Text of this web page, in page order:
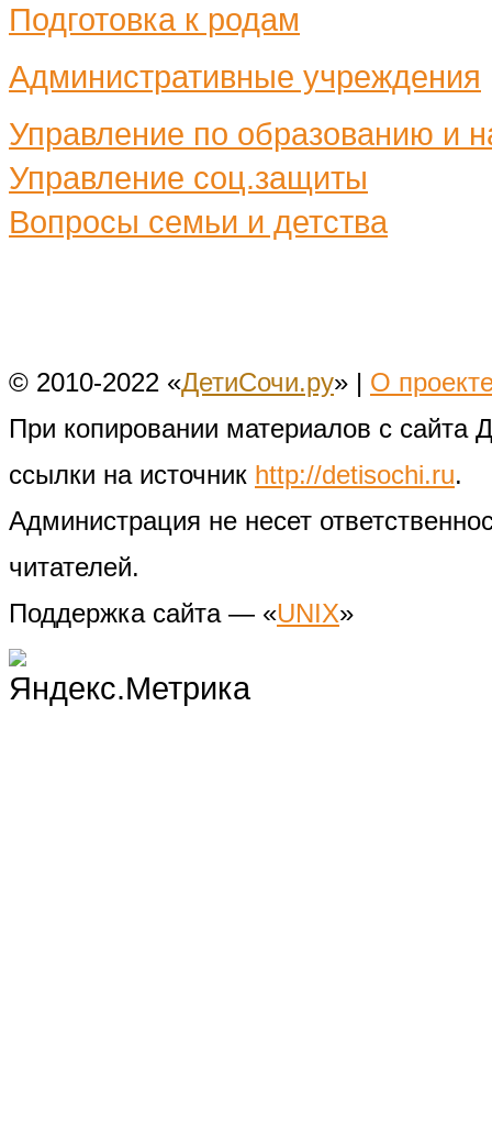
Подготовка к родам
Административные учреждения
Управление по образованию и
Управление соц.защиты
Вопросы семьи и детства
© 2010-2022 «ДетиСочи.ру» | О
При копировании материалов с сайта
ссылки на источник http://detisochi.ru.
Администрация не несет
читателей.
Поддержка сайта — «UNIX»